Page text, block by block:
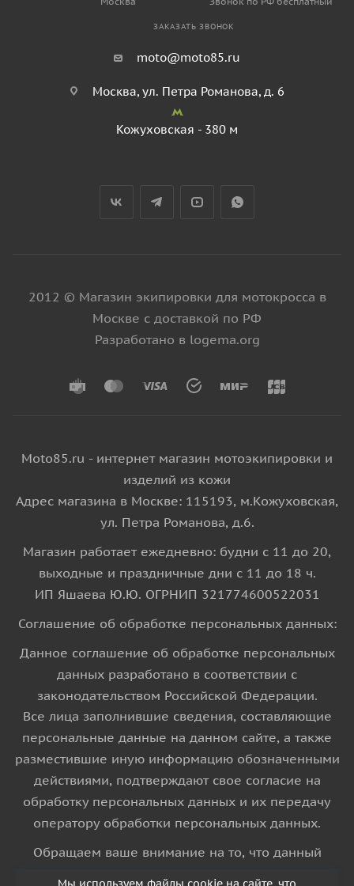
ЗАКАЗАТЬ ЗВОНОК
moto@moto85.ru
Москва, ул. Петра Романова, д. 6
Кожуховская - 380 м
2012 © Магазин экипировки для мотокросса в
Москве с доставкой по РФ
Разработано в logema.org
Moto85.ru - интернет магазин мотоэкипировки и
изделий из кожи
Адрес магазина в Москве: 115193, м.Кожуховская,
ул. Петра Романова, д.6.
Магазин работает ежедневно: будни с 11 до 20,
выходные и праздничные дни с 11 до 18 ч.
ИП Яшаева Ю.Ю. ОГРНИП 321774600522031
Соглашение об обработке персональных данных:
Данное соглашение об обработке персональных
данных разработано в соответствии с
законодательством Российской Федерации.
Все лица заполнившие сведения, составляющие
персональные данные на данном сайте, а также
разместившие иную информацию обозначенными
действиями, подтверждают свое согласие на
обработку персональных данных и их передачу
оператору обработки персональных данных.
Обращаем ваше внимание на то, что данный